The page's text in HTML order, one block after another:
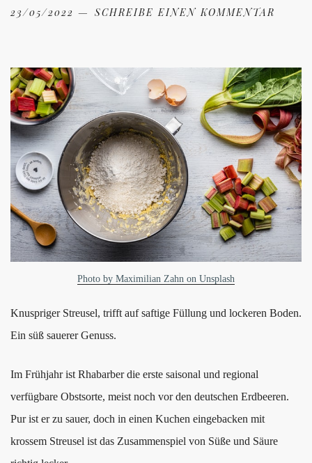
23/05/2022 SCHREIBE EINEN KOMMENTAR
Photo by Maximilian Zahn on Unsplash
Knuspriger Streusel, trifft auf saftige Füllung und lockeren Boden.
Ein süß sauerer Genuss.
Im Frühjahr ist Rhabarber die erste saisonal und regional
verfügbare Obstsorte, meist noch vor den deutschen Erdbeeren.
Pur ist er zu sauer, doch in einen Kuchen eingebacken mit
krossem Streusel ist das Zusammenspiel von Süße und Säure